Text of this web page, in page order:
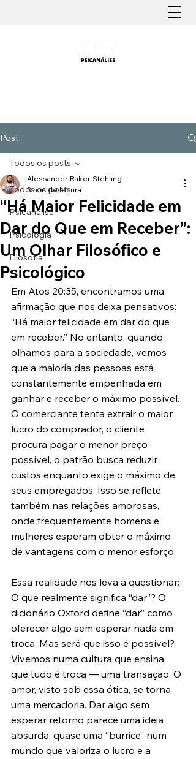
Post
Todos os posts
Psicanálise
Psicologia
Filosofia
Todos os posts
“Há Maior Felicidade em
Dar do Que em Receber”:
Um Olhar Filosófico e
Psicológico
Alessander Raker Stehling
3 min de leitura
Em Atos 20:35, encontramos uma
afirmação que nos deixa pensativos:
“Há maior felicidade em dar do que
em receber.” No entanto, quando
olhamos para a sociedade, vemos
que a maioria das pessoas está
constantemente empenhada em
ganhar e receber o máximo possível.
O comerciante tenta extrair o maior
lucro do comprador, o cliente
procura pagar o menor preço
possível, o patrão busca reduzir
custos enquanto exige o máximo de
seus empregados. Isso se reflete
também nas relações amorosas,
onde frequentemente homens e
mulheres esperam obter o máximo
de vantagens com o menor esforço.
Essa realidade nos leva a questionar:
O que realmente significa “dar”? O
dicionário Oxford define “dar” como
oferecer algo sem esperar nada em
troca. Mas será que isso é possível?
Vivemos numa cultura que ensina
que tudo é troca — uma transação. O
amor, visto sob essa ótica, se torna
uma mercadoria. Dar algo sem
esperar retorno parece uma ideia
absurda, quase uma “burrice” num
mundo que valoriza o lucro e a